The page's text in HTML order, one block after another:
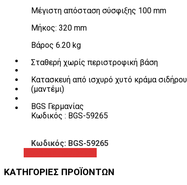
Εργαλεία Χειρός
Εργαλεία φρένων
Εργαλεία χειρός συνεργείου
Διάφορα Είδη Φανοποιείου
Αναλώσιμα Είδη Συνεργείου
ΚΑΤΑΛΟΓΟΣ
VIDEO & ΝΕΑ
ΕΠΙΚΟΙΝΩΝΙΑ
ΕΝ
Μέγιστη απόσταση σύσφιξης 100 mm
Μήκος: 320 mm
Βάρος 6.20 kg
Σταθερή χωρίς περιστροφική βάση
Κατασκευή από ισχυρό χυτό κράμα σιδήρου
(μαντέμι)
BGS Γερμανίας
Κωδικός : BGS-59265
Κωδικός: BGS-59265
ΚΑΤΗΓΟΡΙΕΣ ΠΡΟΪΟΝΤΩΝ